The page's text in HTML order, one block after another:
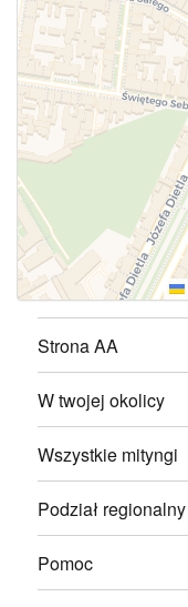
Strona AA
W twojej okolicy
Wszystkie mityngi
Podział regionalny
Pomoc